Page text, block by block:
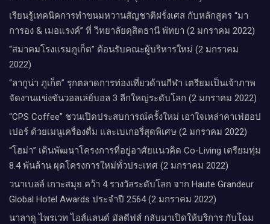
เรียนรู้เทคนิคการทำขนมหวานสัญชาติฝรั่งเศส กับหลักสูตร “มา
การอง & เมอแรงค์” ที่ วิทยาลัยดุสิตธานี พัทยา (2 มกราคม 2022)
“สมาคมโรงแรมภูเก็ต” ต้อนรับคณะผู้บริหารใหม่ (2 มกราคม
2022)
“ลากูน่า ภูเก็ต” รุกตลาดการท่องเที่ยวด้านกีฬา เตรียมเป็นเจ้าภาพ
จัดงานแข่งขันวอลเล่ย์บอล 3 ลีกใหญ่ระดับโลก (2 มกราคม 2022)
“CPS Coffee” ชวนเปิดประสบการณ์ครั้งใหม่ เอาใจเหล่าคาเฟ่ฮอป
เปอร์ ด้วยเมนูเครื่องดื่ม และเบเกอรี่สุดพิเศษ (2 มกราคม 2022)
“โฮม่า” เดินพัฒนาโครงการที่อยู่อาศัยแนวคิด Co-Living เตรียมทุ่ม
8.4 พันล้าน ผุดโครงการใหม่ทั่วประเทศ (2 มกราคม 2022)
วนาเบลล์ เกาะสมุย คว้า 4 รางวัลระดับโลก จาก Haute Grandeur
Global Hotel Awards ประจำปี 2564 (2 มกราคม 2022)
นาลาดู ไพรเวท ไอส์แลนด์ มัลดีฟส์ กลับมาเปิดให้บริการ กับโฉม